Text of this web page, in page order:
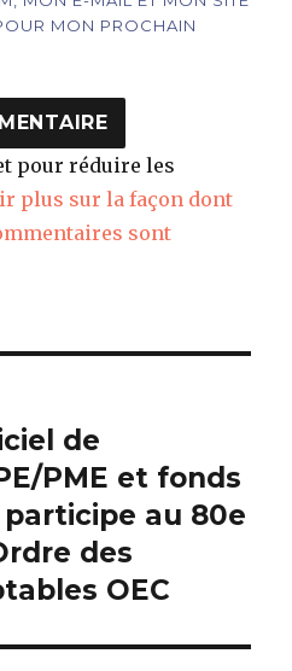
MON PROCHAIN
pour réduire les
plus sur la façon dont
sont
de
PME et fonds
au 80e
des
OEC